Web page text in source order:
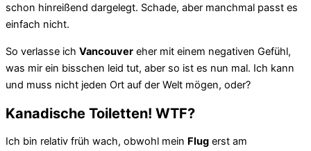
schon hinreißend dargelegt. Schade, aber manchmal passt es
einfach nicht.
So verlasse ich Vancouver eher mit einem negativen Gefühl,
was mir ein bisschen leid tut, aber so ist es nun mal. Ich kann
und muss nicht jeden Ort auf der Welt mögen, oder?
Kanadische Toiletten! WTF?
Ich bin relativ früh wach, obwohl mein Flug erst am